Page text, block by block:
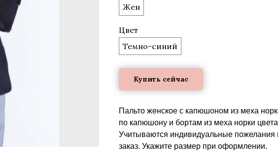
Жен
Цвет
Темно-синий
Купить сейчас
Пальто женское с капюшоном из меха
по капюшону и бортам из меха норки
Учитываются индивидуальные пожелания
заказ. Укажите размер при оформлении.